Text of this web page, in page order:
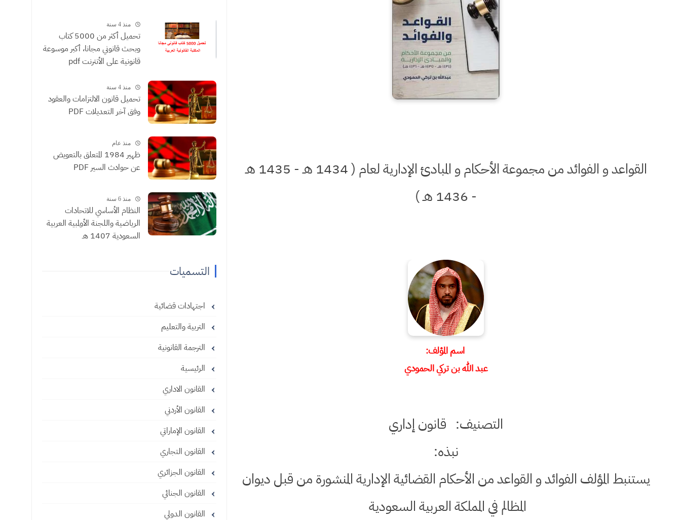
القواعد و الفوائد من مجموعة الأحكام و المبادئ الإدارية لعام ( 1434 هـ - 1435 هـ
- 1436 هـ )
اسم المؤلف:
عبد الله بن تركي الحمودي
التصنيف: قانون إداري
نبذه:
يستنبط المؤلف الفوائد و القواعد من الأحكام القضائية الإدارية المنشورة من قبل ديوان
المظالم في المملكة العربية السعودية
منذ 4 سنة
تحميل أكثر من 5000 كتاب
وبحث قانوني مجانا، أكبر موسوعة
قانونية على الأنترنت pdf
منذ 4 سنة
تحميل قانون الالتزامات والعقود
وفق آخر التعديلات PDF
منذ عام
ظهير 1984 المتعلق بالتعويض
عن حوادث السير PDF
منذ 6 سنة
النظام الأساسي للاتحادات
الرياضية واللجنة الأولمبية العربية
السعودية 1407 هـ
التسميات
اجتهادات قضائية
التربية والتعليم
الترجمة القانونية
الرئيسية
القانون الاداري
القانون الأردني
القانون الإماراتي
القانون التجاري
القانون الجزائري
القانون الجنائي
القانون الدولي